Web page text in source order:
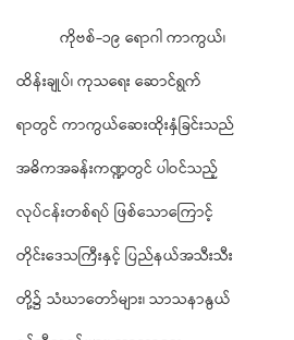
ကိုဗစ်-၁၉ ရောဂါ ကာကွယ်၊
ထိန်းချုပ်၊ ကုသရေး ဆောင်ရွက်
ရာတွင် ကာကွယ်ဆေးထိုးနှံခြင်းသည်
အဓိကအခန်းကဏ္ဍတွင် ပါဝင်သည့်
လုပ်ငန်းတစ်ရပ် ဖြစ်သောကြောင့်
တိုင်းဒေသကြီးနှင့် ပြည်နယ်အသီးသီး
တို့၌ သံဃာတော်များ၊ သာသနာနွယ်